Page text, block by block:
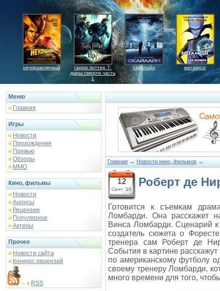
неуправляемый
гарри поттер 7:
дары смерти часть
1
скайлайн мегамозг
Меню
Главная
Игры
Новости
Прохождения
Превью
Обзоры
ММО
Кино, фильмы
Новости
Анонсы
Рецензии
Популярное
Актеры
Прочее
Новости сайта
Конкурс рецензий
- RSS
Главная → Новости кино, фильмов →
12
Сент '10
Роберт де
Готовится к съемкам
Ломбарди. Она расскажет
Винса Ломбарди. Сценарий к
создатель сюжета о
тренера сам Роберт де
События в картине
по американскому футболу
своему тренеру Ломбарди,
много времени для того,